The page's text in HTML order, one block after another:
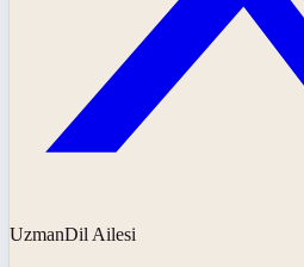
UzmanDil Ailesi